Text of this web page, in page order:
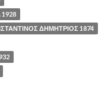
ΔΗΜΗΤΡΙΟΣ 1874